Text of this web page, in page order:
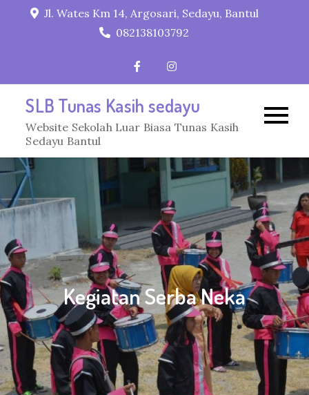
Jl. Wates Km 14, Argosari, Sedayu, Bantul
082138103792
SLB Tunas Kasih sedayu
Website Sekolah Luar Biasa Tunas Kasih
Sedayu Bantul
Kegiatan Serba Neka